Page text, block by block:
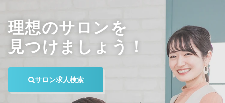
理想のサロンを
見つけましょう！
サロン求人検索